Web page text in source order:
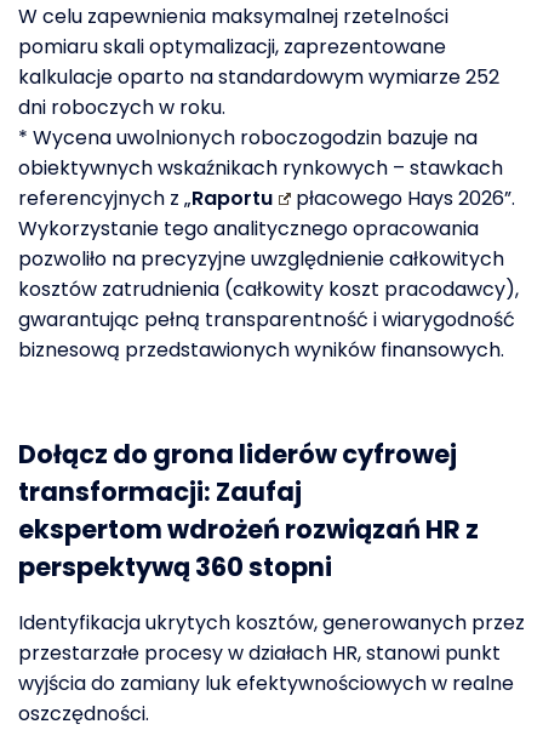
W celu zapewnienia maksymalnej rzetelności
pomiaru skali optymalizacji, zaprezentowane
kalkulacje oparto na standardowym wymiarze 252
dni roboczych w roku.
* Wycena uwolnionych roboczogodzin bazuje na
obiektywnych wskaźnikach rynkowych – stawkach
referencyjnych z „Raportu płacowego Hays2026”.
Wykorzystanie tego analitycznego opracowania
pozwoliło na precyzyjne uwzględnienie całkowitych
kosztów zatrudnienia (całkowity koszt pracodawcy),
gwarantując pełną transparentność i wiarygodność
biznesową przedstawionych wyników finansowych.
Dołącz do grona liderów cyfrowej
transformacji: Zaufaj
ekspertomwdrożeń rozwiązań HR z
perspektywą 360 stopni
Identyfikacja ukrytych kosztów, generowanych przez
przestarzałe procesy w działach HR, stanowi punkt
wyjścia do zamiany luk efektywnościowych w realne
oszczędności.